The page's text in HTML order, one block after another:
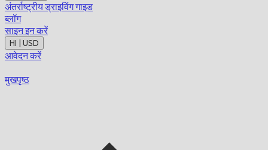
अंतर्राष्ट्रीय ड्राइविंग गाइड
ब्लॉग
साइन इन करें
HI | USD
आवेदन करें
मुखपृष्ठ